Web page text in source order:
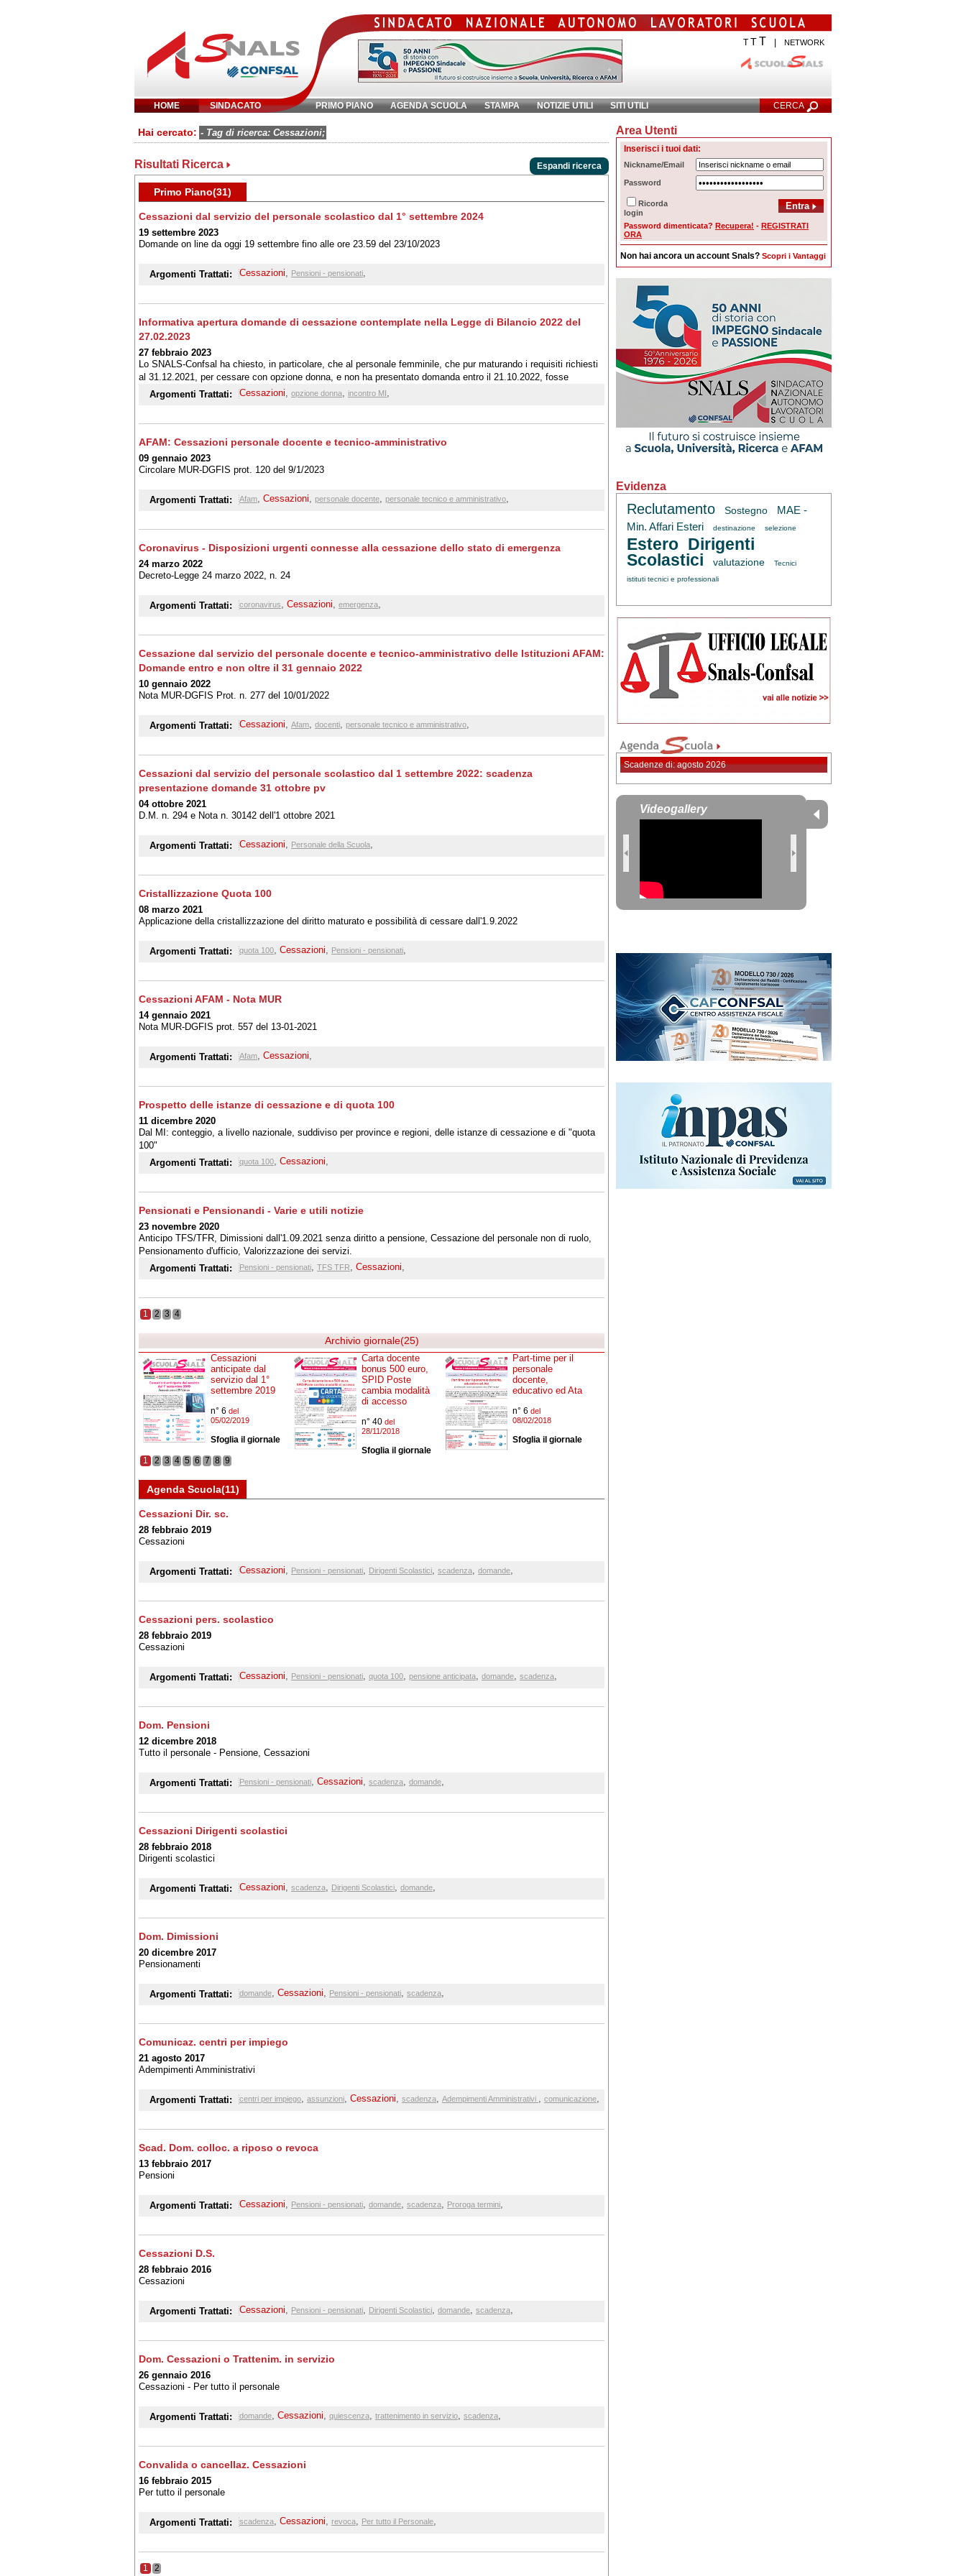
T TT NETWORK
HOME SINDACATO PRIMO PIANO AGENDA SCUOLA STAMPA NOTIZIE UTILI SITI UTILI CERCA
Inserisci parola chiave: Ricerca Avanzata
Hai cercato: - Tag di ricerca: Cessazioni;
Risultati Ricerca Espandi ricerca
Primo Piano(31)
Cessazioni dal servizio del personale scolastico dal 1° settembre 2024
19 settembre 2023
Domande on line da oggi 19 settembre fino alle ore 23.59 del 23/10/2023
Argomenti Trattati: Cessazioni, Pensioni - pensionati,
Informativa apertura domande di cessazione contemplate nella Legge di Bilancio 2022 del
27.02.2023
27 febbraio 2023
Lo SNALS-Confsal ha chiesto, in particolare, che al personale femminile, che pur maturando i requisiti richiesti
al 31.12.2021, per cessare con opzione donna, e non ha presentato domanda entro il 21.10.2022, fosse
concesso di presentare domanda di cessazione con i requisiti cristallizzati al 2021
Argomenti Trattati: Cessazioni, opzione donna, incontro MI,
AFAM: Cessazioni personale docente e tecnico-amministrativo
09 gennaio 2023
Circolare MUR-DGFIS prot. 120 del 9/1/2023
Argomenti Trattati: Afam, Cessazioni, personale docente, personale tecnico e amministrativo,
Coronavirus - Disposizioni urgenti connesse alla cessazione dello stato di emergenza
24 marzo 2022
Decreto-Legge 24 marzo 2022, n. 24
Argomenti Trattati: coronavirus, Cessazioni, emergenza,
Cessazione dal servizio del personale docente e tecnico-amministrativo delle Istituzioni AFAM:
Domande entro e non oltre il 31 gennaio 2022
10 gennaio 2022
Nota MUR-DGFIS Prot. n. 277 del 10/01/2022
Argomenti Trattati: Cessazioni, Afam, docenti, personale tecnico e amministrativo,
Cessazioni dal servizio del personale scolastico dal 1 settembre 2022: scadenza
presentazione domande 31 ottobre pv
04 ottobre 2021
D.M. n. 294 e Nota n. 30142 dell'1 ottobre 2021
Argomenti Trattati: Cessazioni, Personale della Scuola,
Cristallizzazione Quota 100
08 marzo 2021
Applicazione della cristallizzazione del diritto maturato e possibilità di cessare dall'1.9.2022
Argomenti Trattati: quota 100, Cessazioni, Pensioni - pensionati,
Cessazioni AFAM - Nota MUR
14 gennaio 2021
Nota MUR-DGFIS prot. 557 del 13-01-2021
Argomenti Trattati: Afam, Cessazioni,
Prospetto delle istanze di cessazione e di quota 100
11 dicembre 2020
Dal MI: conteggio, a livello nazionale, suddiviso per province e regioni, delle istanze di cessazione e di "quota
100"
Argomenti Trattati:
quota 100, Cessazioni,
Pensionati e Pensionandi - Varie e utili notizie
23 novembre 2020
Anticipo TFS/TFR, Dimissioni dall'1.09.2021 senza diritto a pensione, Cessazione del personale non di ruolo,
Pensionamento d'ufficio, Valorizzazione dei servizi.
Argomenti Trattati:
Pensioni - pensionati, TFS TFR, Cessazioni,
1 2 3 4
Archivio giornale(25)
Cessazioni
anticipate dal
servizio dal 1°
settembre 2019
n° 6 del
05/02/2019
Sfoglia il giornale
Carta docente
bonus 500 euro,
SPID Poste
cambia modalità
di accesso
n° 40 del
28/11/2018
Sfoglia il giornale
Part-time per il
personale
docente,
educativo ed Ata
n° 6 del
08/02/2018
Sfoglia il giornale
1 2 3 4 5 6 7 8 9
Agenda Scuola(11)
Cessazioni Dir. sc.
28 febbraio 2019
Cessazioni
Argomenti Trattati: Cessazioni, Pensioni - pensionati, Dirigenti Scolastici, scadenza, domande,
Cessazioni pers. scolastico
28 febbraio 2019
Cessazioni
Argomenti Trattati: Cessazioni, Pensioni - pensionati, quota 100, pensione anticipata, domande, scadenza,
Dom. Pensioni
12 dicembre 2018
Tutto il personale - Pensione, Cessazioni
Argomenti Trattati: Pensioni - pensionati, Cessazioni, scadenza, domande,
Cessazioni Dirigenti scolastici
28 febbraio 2018
Dirigenti scolastici
Argomenti Trattati: Cessazioni, scadenza, Dirigenti Scolastici, domande,
Dom. Dimissioni
20 dicembre 2017
Pensionamenti
Argomenti Trattati: domande, Cessazioni, Pensioni - pensionati, scadenza,
Comunicaz. centri per impiego
21 agosto 2017
Adempimenti Amministrativi
Argomenti Trattati: centri per impiego, assunzioni, Cessazioni, scadenza, Adempimenti Amministrativi , comunicazione,
Scad. Dom. colloc. a riposo o revoca
13 febbraio 2017
Pensioni
Argomenti Trattati: Cessazioni, Pensioni - pensionati, domande, scadenza, Proroga termini,
Cessazioni D.S.
28 febbraio 2016
Cessazioni
Argomenti Trattati: Cessazioni, Pensioni - pensionati, Dirigenti Scolastici, domande, scadenza,
Dom. Cessazioni o Trattenim. in servizio
26 gennaio 2016
Cessazioni - Per tutto il personale
Argomenti Trattati: domande, Cessazioni, quiescenza, trattenimento in servizio, scadenza,
Convalida o cancellaz. Cessazioni
16 febbraio 2015
Per tutto il personale
Argomenti Trattati: scadenza, Cessazioni, revoca, Per tutto il Personale,
1 2
Area Utenti
Inserisci i tuoi dati:
Nickname/Email
Password
Ricorda
login
Password dimenticata? Recupera! - REGISTRATI
ORA
Non hai ancora un account Snals? Scopri i Vantaggi
Evidenza
Reclutamento Sostegno
MAE -
Min. Affari Esteri
destinazione selezione
Estero Dirigenti
Scolastici
valutazione
Tecnici
istituti tecnici e professionali
Scadenze di: agosto 2026
Videogallery